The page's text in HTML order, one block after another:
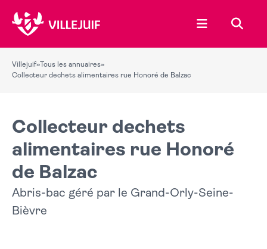
Ouvrir le
Villejuif» Tous les annuaires»
Collecteur dechets alimentaires rue Honoré de Balzac
Collecteur dechets
alimentaires rue Honoré
de Balzac
Abris-bac géré par le Grand-Orly-Seine-
Bièvre